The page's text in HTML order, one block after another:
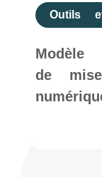
Outils
Modèle
de